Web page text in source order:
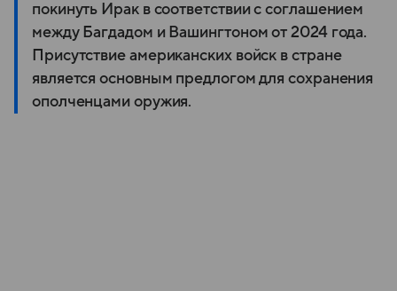
покинуть Ирак в соответствии с соглашением
между Багдадом и Вашингтоном от 2024 года.
Присутствие американских войск в стране
является основным предлогом для сохранения
ополченцами оружия.